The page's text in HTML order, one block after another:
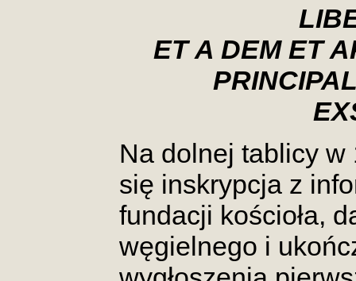
ET A DEM ET
Na dolnej tablicy w
się inskrypcja z
fundacji kościoła,
węgielnego i